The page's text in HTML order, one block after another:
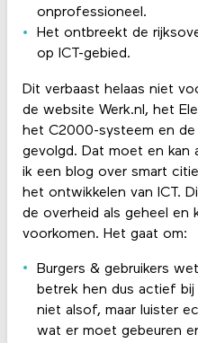
onprofessioneel.
Het ontbreekt de
op ICT-gebied.
Dit verbaast helaas niet
de website Werk.nl, het
het C2000-systeem en
gevolgd. Dat moet en kan
ik een blog over smart
het ontwikkelen van ICT.
de overheid als geheel en
voorkomen. Het gaat om:
Burgers & gebruikers
betrek hen dus actief
niet alsof, maar luister
wat er moet gebeuren